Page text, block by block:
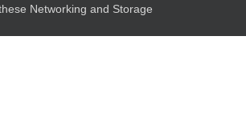
Networking and Storage